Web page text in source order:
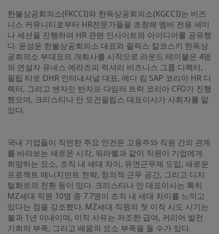
한불상공회의소(FKCCI)와 한독상공회의소(KGCCI)는 비즈
니스 커뮤니티로부터 HR전문가들을 초청해 멤버 전용 세미
나 세션을 진행하여 HR 관련 인사이트와 아이디어를 공유했
다. 윤성운 한불상공회의소 대표와 필릭스 칼코스키 한독상
공회의소 부대표의 개회사를 시작으로 라운드 테이블은 4명
의 연설자 유네스 에라즈피 럭셔리 비즈니스 그룹 디렉터,
필립 티로 DHR 인터내셔널 대표, 에디 킴 SAP 코리아 HR 디
렉터, 그리고 벤자민 반자프 다임러 트럭 코리아 CFO가 진행
했으며, 크리스티나 안 모건필립스 대표이사가 사회자를 맡
았다.
국내 기업들이 직면한 주요 안건은 고용주와 직원 간의 관계
를 바라보는 새로운 시각, 워라벨과 같이 직원이 기업에게
희망하는 요소, 조직 내 세대 차이, 유연근무제 도입, 새로운
프로젝트 매니지먼트 전략, 창의적 근무 공간, 그리고 디지
털화로의 전환 등이 있다. 크리스티나 안 대표이사는 특히
MZ세대 직원 10명 중 7.7명이 조직 내 세대 차이를 느끼고
있다는 점을 강조했다. MZ세대 직원의 첫 이직 시도 시기는
불과 1년 이내이며, 이직 사유는 저조한 급여, 커리어 발전
기회의 부족, 그리고 배움의 요소 부족을 들 수가 있다.